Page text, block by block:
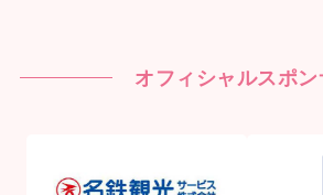
オフィシャルスポン